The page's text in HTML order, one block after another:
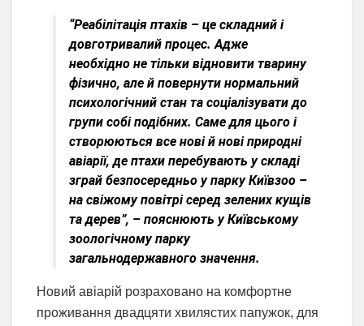
“Реабілітація птахів – це складний і
довготривалий процес. Адже
необхідно не тільки відновити тварину
фізично, але й повернути нормальний
психологічний стан та соціалізувати до
групи собі подібних. Саме для цього і
створюються все нові й нові природні
авіарії, де птахи перебувають у складі
зграй безпосередньо у парку Київзоо –
на свіжому повітрі серед зелених кущів
та дерев”, – пояснюють у Київському
зоологічному парку
загальнодержавного значення.
Новий авіарій розраховано на комфортне
проживання двадцяти хвилястих папужок, для